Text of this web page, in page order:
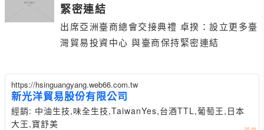
緊密連結
出席亞洲臺商總會交接典禮 卓揆：設立更多臺
灣貿易投資中心 與臺商保持緊密連結
https://hsinguangyang.web66.com.tw
新光洋貿易股份有限公司
經銷: 中油生技,味全生技,TaiwanYes,台酒TTL,葡萄王,日本
大王,寶舒美